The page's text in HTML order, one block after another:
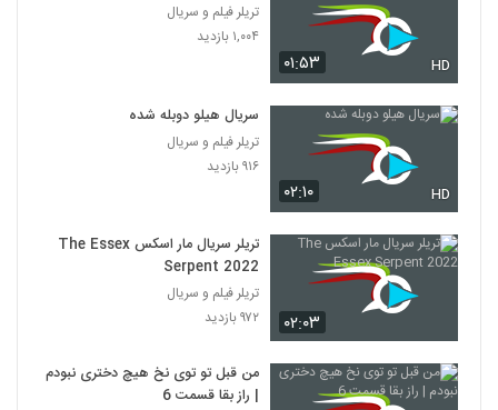
۰۱:۵۳ HD
تریلر فیلم و سریال
۱,۰۰۴ بازدید
۰۲:۱۰ HD
سریال هیلو دوبله شده
تریلر فیلم و سریال
۹۱۶ بازدید
۰۲:۰۳
تریلر سریال مار اسکس The Essex
Serpent 2022
تریلر فیلم و سریال
۹۷۲ بازدید
من قبل تو توی نخ هیچ دختری نبودم
| راز بقا قسمت 6